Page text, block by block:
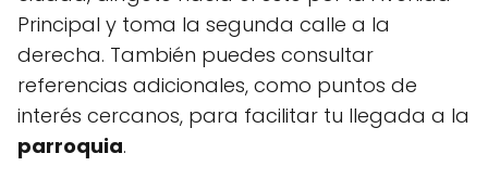
Principal y toma la segunda calle a la
derecha. También puedes consultar
referencias adicionales, como puntos de
interés cercanos, para facilitar tu llegada a la
parroquia.